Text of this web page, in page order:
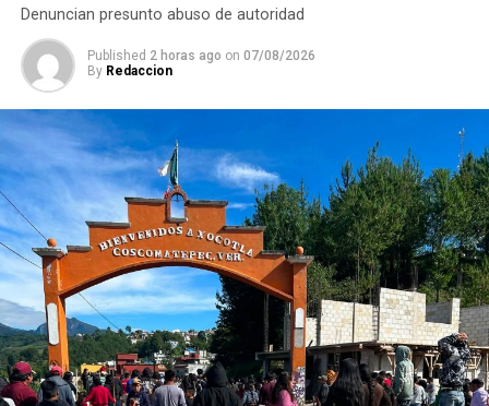
Aunque únicamente fue intervenido uno de los
costados, los participantes señalaron que aún falta
limpiar los otros tres lados de la estructura, así como
otra pirámide ubicada a pocos metros del sitio.
La zona arqueológica de Palmillas es considerada uno de
los puntos históricos más importantes de la región
central de Veracruz.
Denuncian presunto abuso de autoridad
Published 2 horas ago on 07/08/2026
By Redaccion